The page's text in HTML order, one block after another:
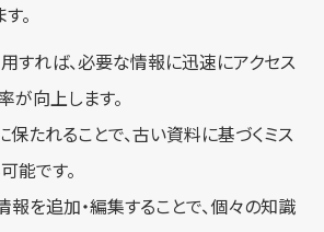
。
すれば、必要な情報に迅速にアクセス
が向上します。
たれることで、古い資料に基づくミス
能です。
を追加・編集することで、個々の知識